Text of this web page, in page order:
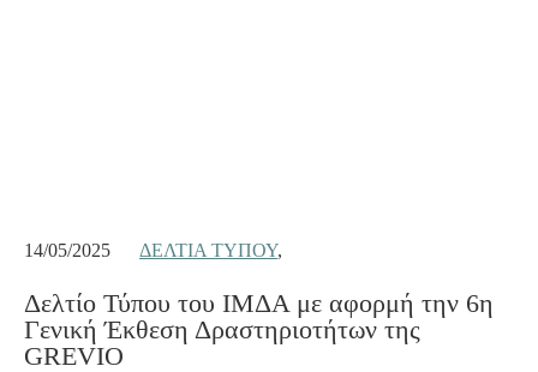
14/05/2025 ΔΕΛΤΊΑ ΤΎΠΟΥ,
Δελτίο Τύπου του ΙΜΔΑ με αφορμή την 6η
Γενική Έκθεση Δραστηριοτήτων της
GREVIO